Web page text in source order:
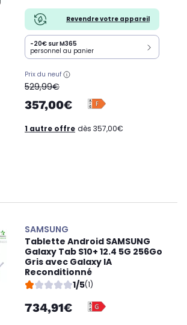
Revendre votre appareil
-20€ sur M365
personnel au panier
Prix du neuf
oldPrice
529,99€
357,00€
1 autre offre dès 357,00€
SAMSUNG
Tablette Android SAMSUNG
Galaxy Tab S10+ 12.4 5G 256Go
Gris avec Galaxy IA
Reconditionné
1/5(1)
734,91€